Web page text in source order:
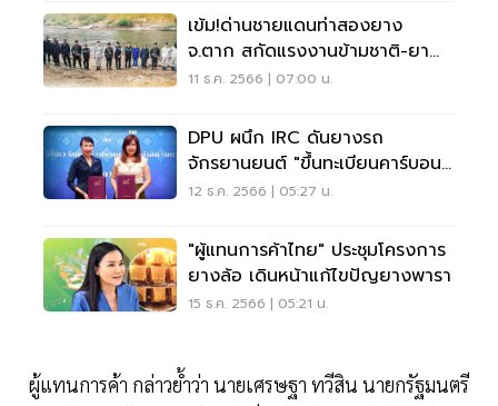
เข้ม!ด่านชายแดนท่าสองยาง
จ.ตาก สกัดแรงงานข้ามชาติ-ยา
เสพติด
11 ธ.ค. 2566 | 07:00 น.
DPU ผนึก IRC ดันยางรถ
จักรยานยนต์ "ขึ้นทะเบียนคาร์บอน
ฟุตพริ้นท์"
12 ธ.ค. 2566 | 05:27 น.
"ผู้แทนการค้าไทย" ประชุมโครงการ
ยางล้อ เดินหน้าแก้ไขปัญยางพารา
15 ธ.ค. 2566 | 05:21 น.
ผู้แทนการค้า กล่าวย้ำว่า นายเศรษฐา ทวีสิน นายกรัฐมนตรี